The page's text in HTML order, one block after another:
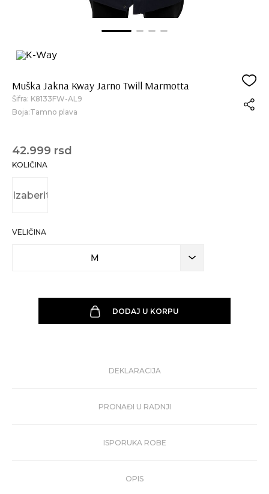
Muška Jakna Kway Jarno Twill Marmotta
Šifra: K8133FW-AL9
Boja:Tamno plava
42.999 rsd
KOLIČINA
VELIČINA
M
DODAJ U KORPU
DEKLARACIJA
PRONAĐI U RADNJI
ISPORUKA ROBE
OPIS